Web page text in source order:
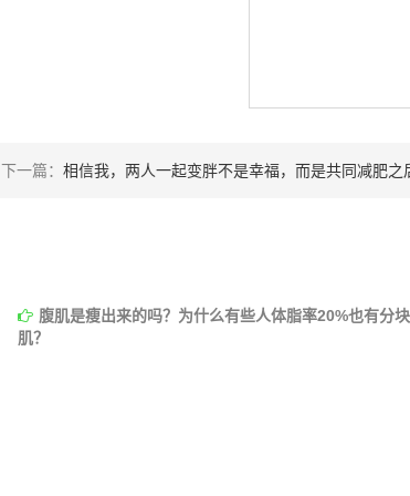
下一篇： 相信我，两人一起变胖不是幸福，而是共同减肥之后的“亲密无
腹肌是瘦出来的吗？为什么有些人体脂率20%也有分
肌？